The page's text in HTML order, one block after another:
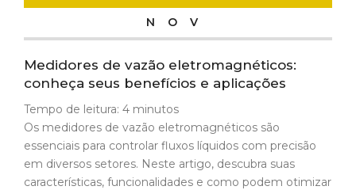
NOV
Medidores de vazão eletromagnéticos:
conheça seus benefícios e aplicações
Tempo de leitura: 4 minutos
Os medidores de vazão eletromagnéticos são
essenciais para controlar fluxos líquidos com precisão
em diversos setores. Neste artigo, descubra suas
características, funcionalidades e como podem otimizar